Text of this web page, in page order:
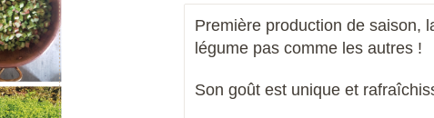
Première production de saison,
légume pas comme les autres !
Son goût est unique et